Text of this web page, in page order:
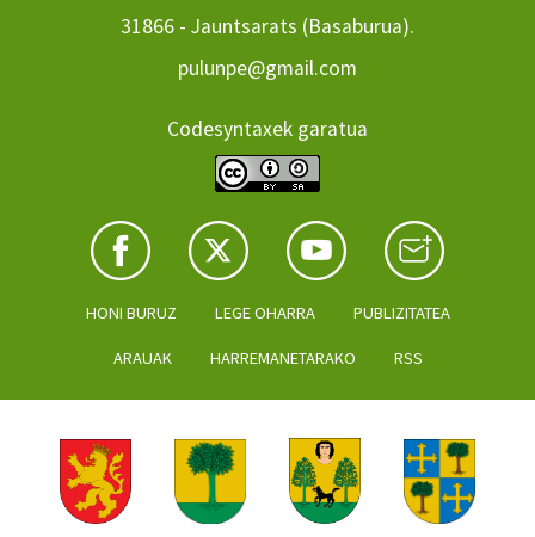
31866 - Jauntsarats (Basaburua).
pulunpe@gmail.com
Codesyntaxek garatua
HONI BURUZ LEGE OHARRA PUBLIZITATEA
ARAUAK HARREMANETARAKO RSS